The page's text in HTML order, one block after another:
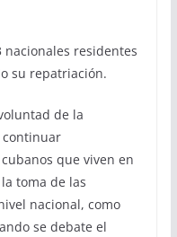
nacionales residentes
su repatriación.
de la
que viven en
toma de las
nacional, como
se debate el